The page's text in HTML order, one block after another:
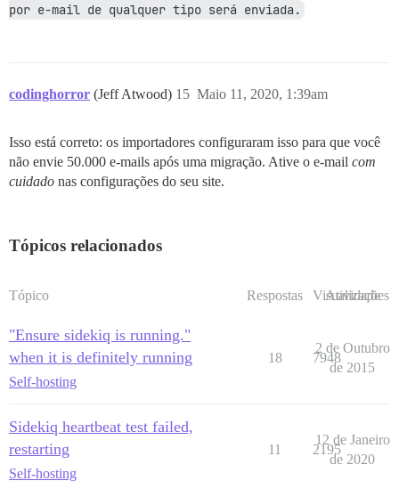
por e-mail de qualquer tipo será enviada.
codinghorror (Jeff Atwood) Maio 11, 2020, 1:39am
15
Isso está correto: os importadores configuraram isso para que você
não envie 50.000 e-mails após uma migração. Ative o e-mail com
cuidado nas configurações do seu site.
Tópicos relacionados
Tópico Respostas Visualizações
Atividade
"Ensure sidekiq is running."
when it is definitely running
Self-hosting
18 7948
2 de Outubro
de 2015
Sidekiq heartbeat test failed,
restarting
Self-hosting
11 2195
12 de Janeiro
de 2020